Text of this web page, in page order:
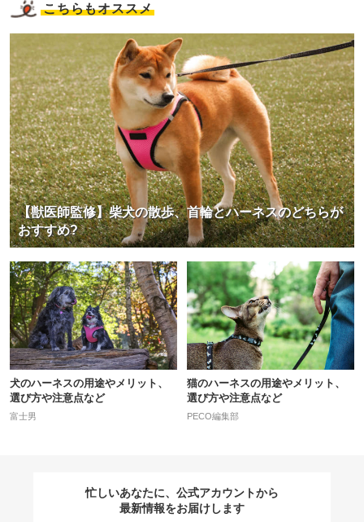
こちらもオススメ
【獣医師監修】柴犬の散歩、首輪とハーネスのどちらが
おすすめ?
犬のハーネスの用途やメリット、
選び方や注意点など
富士男
猫のハーネスの用途やメリット、
選び方や注意点など
PECO編集部
忙しいあなたに、公式アカウントから
最新情報をお届けします